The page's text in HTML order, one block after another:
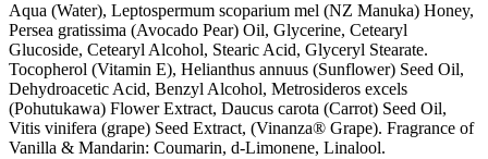
Aqua (Water), Leptospermum scoparium mel (NZ Manuka) Honey,
Persea gratissima (Avocado Pear) Oil, Glycerine, Cetearyl
Glucoside, Cetearyl Alcohol, Stearic Acid, Glyceryl Stearate.
Tocopherol (Vitamin E), Helianthus annuus (Sunflower) Seed Oil,
Dehydroacetic Acid, Benzyl Alcohol, Metrosideros excels
(Pohutukawa) Flower Extract, Daucus carota (Carrot) Seed Oil,
Vitis vinifera (grape) Seed Extract, (Vinanza® Grape). Fragrance of
Vanilla & Mandarin: Coumarin, d-Limonene, Linalool.